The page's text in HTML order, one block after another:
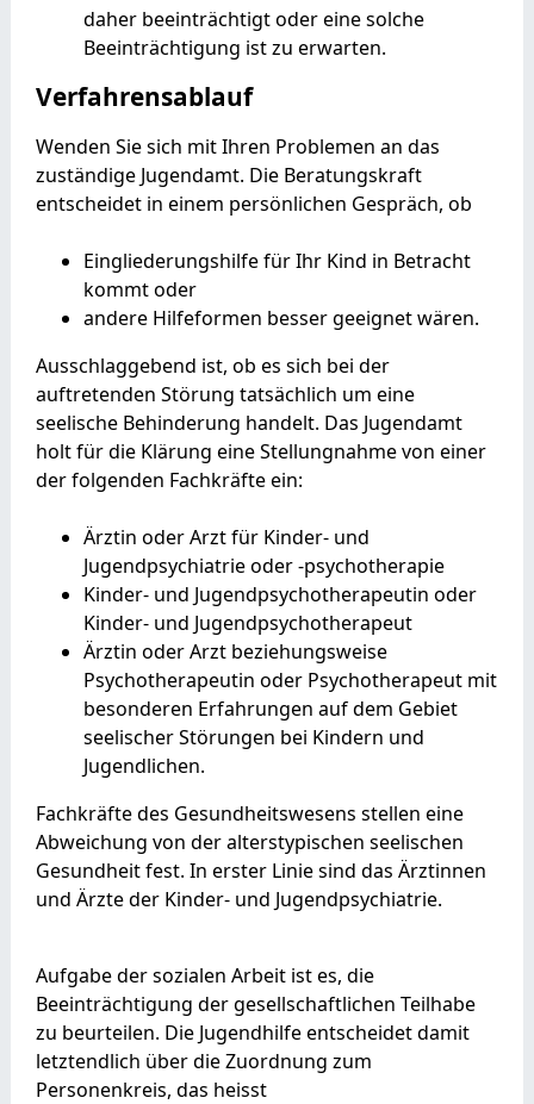
daher beeinträchtigt oder eine solche
Beeinträchtigung ist zu erwarten.
Verfahrensablauf
Wenden Sie sich mit Ihren Problemen an das
zuständige Jugendamt. Die Beratungskraft
entscheidet in einem persönlichen Gespräch, ob
Eingliederungshilfe für Ihr Kind in Betracht
kommt oder
andere Hilfeformen besser geeignet wären.
Ausschlaggebend ist, ob es sich bei der
auftretenden Störung tatsächlich um eine
seelische Behinderung handelt. Das Jugendamt
holt für die Klärung eine Stellungnahme von einer
der folgenden Fachkräfte ein:
Ärztin oder Arzt für Kinder- und
Jugendpsychiatrie oder -psychotherapie
Kinder- und Jugendpsychotherapeutin oder
Kinder- und Jugendpsychotherapeut
Ärztin oder Arzt beziehungsweise
Psychotherapeutin oder Psychotherapeut mit
besonderen Erfahrungen auf dem Gebiet
seelischer Störungen bei Kindern und
Jugendlichen.
Fachkräfte des Gesundheitswesens stellen eine
Abweichung von der alterstypischen seelischen
Gesundheit fest. In erster Linie sind das Ärztinnen
und Ärzte der Kinder- und Jugendpsychiatrie.
Aufgabe der sozialen Arbeit ist es, die
Beeinträchtigung der gesellschaftlichen Teilhabe
zu beurteilen. Die Jugendhilfe entscheidet damit
letztendlich über die Zuordnung zum
Personenkreis, das heisst